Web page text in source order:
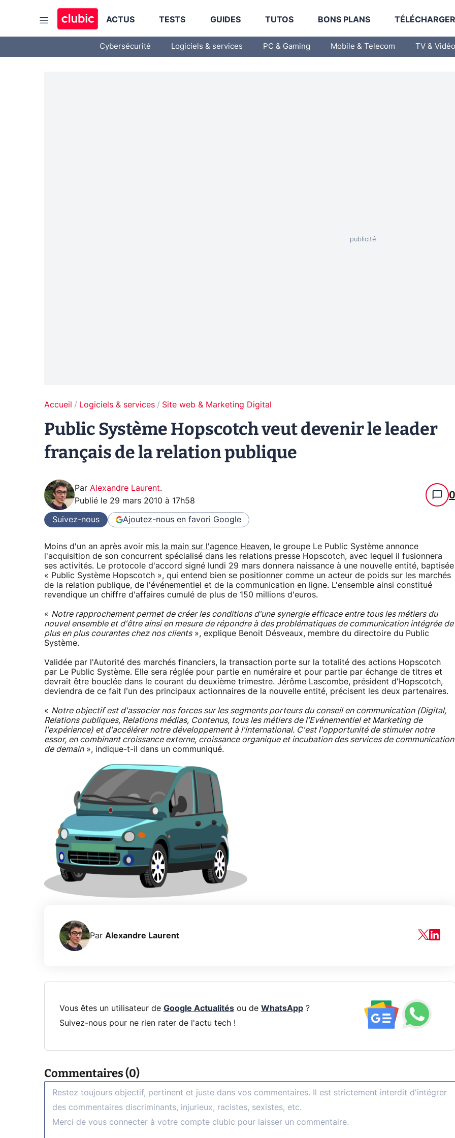
ACTUS TESTS GUIDES TUTOS BONS PLANS
Cybersécurité Logiciels & services PC & Gaming Mobile & Telecom TV & Vidéo
Accueil Logiciels & services Site web & Marketing Digital
Public Système Hopscotch veut devenir le leader
français de la relation publique
Par Alexandre Laurent.
Publié le 29 mars 2010 à 17h58 0
Suivez-nous Ajoutez-nous en favori Google
Moins d'un an après avoir mis la main sur l'agence Heaven, le groupe Le Public Système annonce
l'acquisition de son concurrent spécialisé dans les relations presse Hopscotch, avec lequel il fusionnera
ses activités. Le protocole d'accord signé lundi 29 mars donnera naissance à une nouvelle entité, baptisée
« Public Système Hopscotch », qui entend bien se positionner comme un acteur de poids sur les marchés
de la relation publique, de l'événementiel et de la communication en ligne. L'ensemble ainsi constitué
revendique un chiffre d'affaires cumulé de plus de 150 millions d'euros.
« Notre rapprochement permet de créer les conditions d'une synergie efficace entre tous les métiers du
nouvel ensemble et d'être ainsi en mesure de répondre à des problématiques de communication intégrée de
plus en plus courantes chez nos clients», explique Benoit Désveaux, membre du directoire du Public
Système.
Validée par l'Autorité des marchés financiers, la transaction porte sur la totalité des actions Hopscotch
par Le Public Système. Elle sera réglée pour partie en numéraire et pour partie par échange de titres et
devrait être bouclée dans le courant du deuxième trimestre. Jérôme Lascombe, président d'Hopscotch,
deviendra de ce fait l'un des principaux actionnaires de la nouvelle entité, précisent les deux partenaires.
« Notre objectif est d'associer nos forces sur les segments porteurs du conseil en communication (Digital,
Relations publiques, Relations médias, Contenus, tous les métiers de l'Evénementiel et Marketing de
l'expérience) et d'accélérer notre développement à l'international. C'est l'opportunité de stimuler notre
essor, en combinant croissance externe, croissance organique et incubation des services de communication
de demain», indique-t-il dans un communiqué.
Par Alexandre Laurent
Vous êtes un utilisateur de Google Actualitésou de WhatsApp?
Suivez-nous pour ne rien rater de l'actu tech !
Commentaires (0)